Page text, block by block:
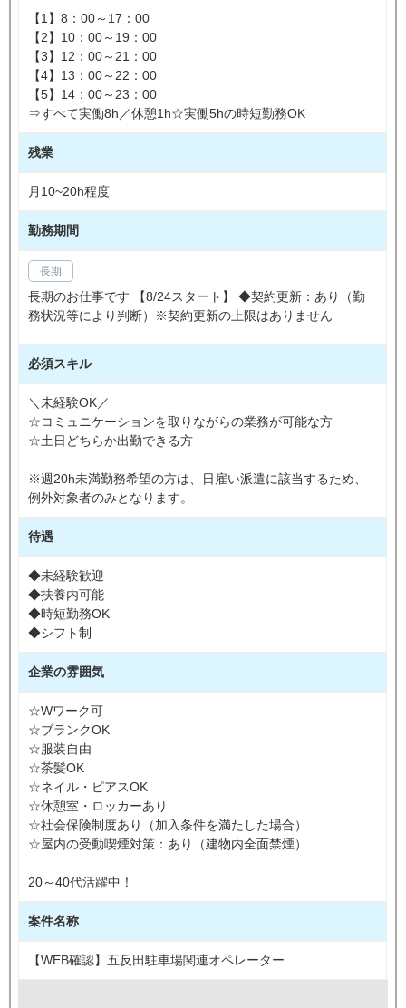
【1】8：00～17：00
【2】10：00～19：00
【3】12：00～21：00
【4】13：00～22：00
【5】14：00～23：00
⇒すべて実働8h／休憩1h☆実働5hの時短勤務OK
残業
月10~20h程度
勤務期間
長期
長期のお仕事です 【8/24スタート】 ◆契約更新：あり（勤
務状況等により判断）※契約更新の上限はありません
必須スキル
＼未経験OK／
☆コミュニケーションを取りながらの業務が可能な方
☆土日どちらか出勤できる方
※週20h未満勤務希望の方は、日雇い派遣に該当するため、
例外対象者のみとなります。
待遇
◆未経験歓迎
◆扶養内可能
◆時短勤務OK
◆シフト制
企業の雰囲気
☆Wワーク可
☆ブランクOK
☆服装自由
☆茶髪OK
☆ネイル・ピアスOK
☆休憩室・ロッカーあり
☆社会保険制度あり（加入条件を満たした場合）
☆屋内の受動喫煙対策：あり（建物内全面禁煙）
20～40代活躍中！
案件名称
【WEB確認】五反田駐車場関連オペレーター